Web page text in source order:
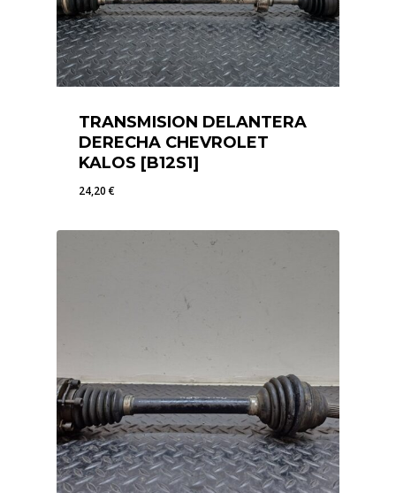
TRANSMISION DELANTERA
DERECHA CHEVROLET
KALOS [B12S1]
24,20€